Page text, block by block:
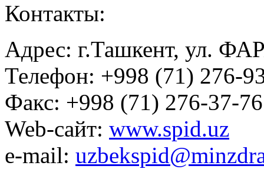
Контакты:
Адрес: г.Ташкент, ул.
Телефон: +998 (71) 276-
Факс: +998 (71) 276-37-76
Web-сайт: www.spid.uz
e-mail: